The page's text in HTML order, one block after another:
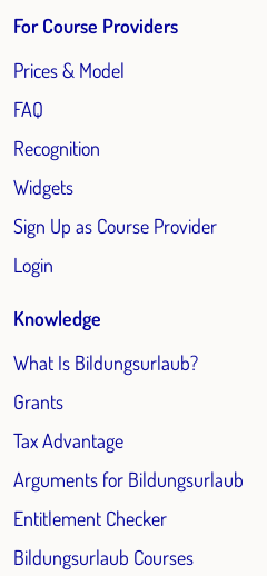
For Course Providers
Prices & Model
FAQ
Recognition
Widgets
Sign Up as Course Provider
Login
Knowledge
What Is Bildungsurlaub?
Grants
Tax Advantage
Arguments for Bildungsurlaub
Entitlement Checker
Bildungsurlaub Courses